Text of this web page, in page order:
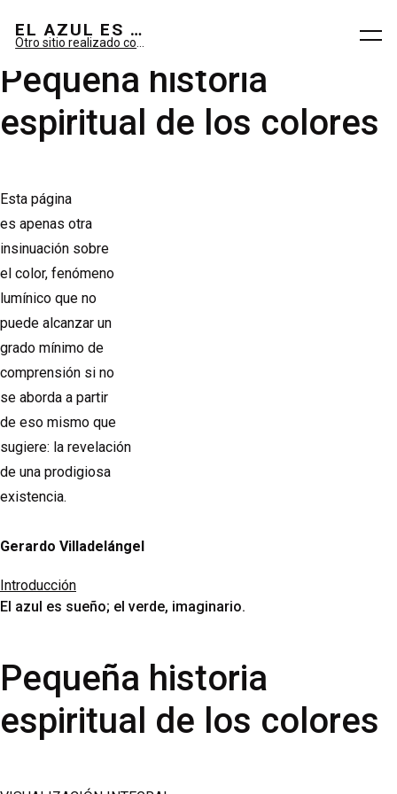
EL AZUL ES SUEÑO; EL VERDE ES IMAGINARIO
Pequeña historia
espiritual de los colores
Esta página
es apenas otra
insinuación sobre
el color, fenómeno
lumínico que no
puede alcanzar un
grado mínimo de
comprensión si no
se aborda a partir
de eso mismo que
sugiere: la revelación
de una prodigiosa
existencia.
Gerardo Villadelángel
Introducción
El azul es sueño; el verde, imaginario.
Pequeña historia
espiritual de los colores